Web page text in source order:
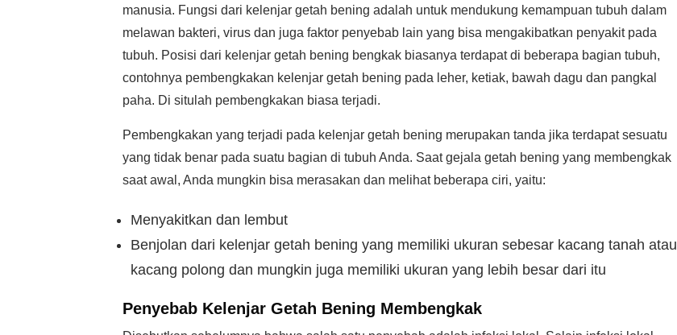
manusia. Fungsi dari kelenjar getah bening adalah untuk mendukung kemampuan tubuh dalam
melawan bakteri, virus dan juga faktor penyebab lain yang bisa mengakibatkan penyakit pada
tubuh. Posisi dari kelenjar getah bening bengkak biasanya terdapat di beberapa bagian tubuh,
contohnya pembengkakan kelenjar getah bening pada leher, ketiak, bawah dagu dan pangkal
paha. Di situlah pembengkakan biasa terjadi.
Pembengkakan yang terjadi pada kelenjar getah bening merupakan tanda jika terdapat sesuatu
yang tidak benar pada suatu bagian di tubuh Anda. Saat gejala getah bening yang membengkak
saat awal, Anda mungkin bisa merasakan dan melihat beberapa ciri, yaitu:
Menyakitkan dan lembut
Benjolan dari kelenjar getah bening yang memiliki ukuran sebesar kacang tanah atau
kacang polong dan mungkin juga memiliki ukuran yang lebih besar dari itu
Penyebab Kelenjar Getah Bening Membengkak